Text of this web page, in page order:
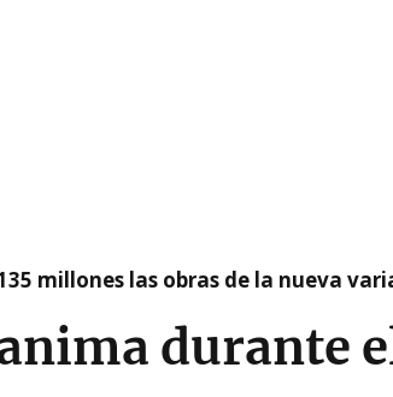
millones las obras de la nueva
durante